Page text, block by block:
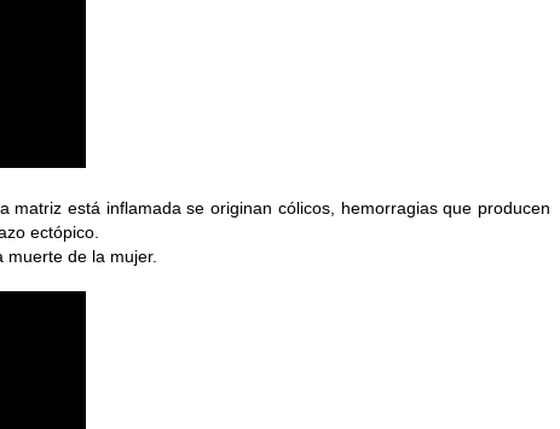
matriz está inflamada se originan cólicos, hemorragias que producen
ectópico.
de la mujer.